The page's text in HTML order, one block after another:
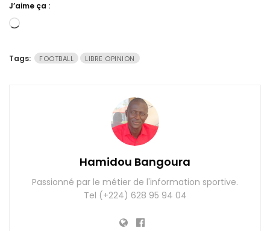
J’aime ça :
Chargement…
Tags: FOOTBALL LIBRE OPINION
Hamidou Bangoura
Passionné par le métier de l'information sportive.
Tel (+224) 628 95 94 04